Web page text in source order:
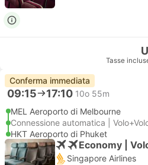
Tasse
Conferma immediata
09:15 17:10 10o 55m
MEL Aeroporto di Melbourne
Connessione automatica |
HKT Aeroporto di Phuket
Economy |
Singapore Airlines